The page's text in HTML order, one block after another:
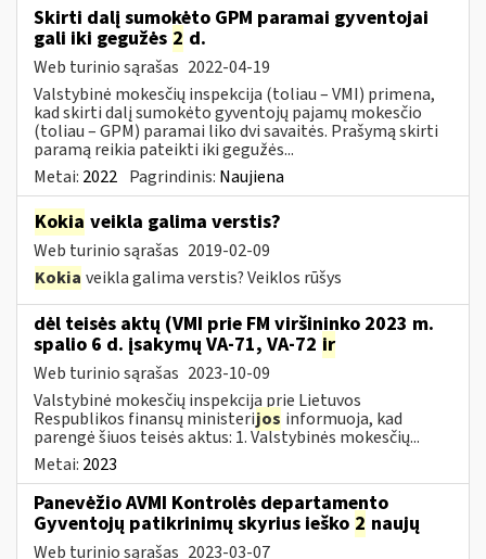
Skirti dalį sumokėto GPM paramai gyventojai
gali iki gegužės 2 d.
Web turinio sąrašas 2022-04-19
Valstybinė mokesčių inspekcija (toliau – VMI) primena,
kad skirti dalį sumokėto gyventojų pajamų mokesčio
(toliau – GPM) paramai liko dvi savaitės. Prašymą skirti
paramą reikia pateikti iki gegužės...
Metai: 2022 Pagrindinis: Naujiena
Kokia veikla galima verstis?
Web turinio sąrašas 2019-02-09
Kokia veikla galima verstis? Veiklos rūšys
dėl teisės aktų (VMI prie FM viršininko 2023 m.
spalio 6 d. įsakymų VA-71, VA-72 ir
Web turinio sąrašas 2023-10-09
Valstybinė mokesčių inspekcija prie Lietuvos
Respublikos finansų ministerijos informuoja, kad
parengė šiuos teisės aktus: 1. Valstybinės mokesčių...
Metai: 2023
Panevėžio AVMI Kontrolės departamento
Gyventojų patikrinimų skyrius ieško 2 naujų
Web turinio sąrašas 2023-03-07